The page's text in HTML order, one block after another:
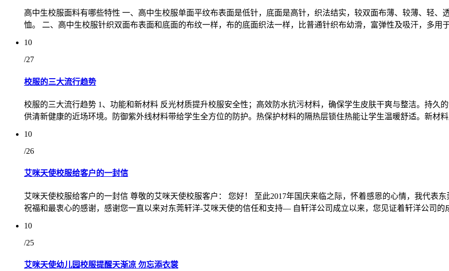
高中生校服面料有哪些特性 一、高中生校服单面平纹布表面是低针，底面是高针，织法结实，较双面布薄、较薄、轻
恤。 二、高中生校服针织双面布表面和底面的布纹一样，布的底面织法一样，比普通针织布幼滑，富弹性及吸汗，多用
10
/27
校服的三大流行趋势
校服的三大流行趋势 1、功能和新材料 反光材质提升校服安全性；高效防水抗污材料，确保学生皮肤干爽与整洁。持久
供清新健康的近场环境。防御紫外线材料带给学生全方位的防护。热保护材料的隔热层锁住热能让学生温暖舒适。新材
10
/26
艾咪天使校服给客户的一封信
艾咪天使校服给客户的一封信 尊敬的艾咪天使校服客户： 您好！ 至此2017年国庆来临之际，怀着感恩的心情，我代表
祝福和最衷心的感谢，感谢您一直以来对东莞轩洋-艾咪天使的信任和支持— 自轩洋公司成立以来，您见证着轩洋公司的
10
/25
艾咪天使幼儿园校服提醒天渐凉 勿忘添衣裳